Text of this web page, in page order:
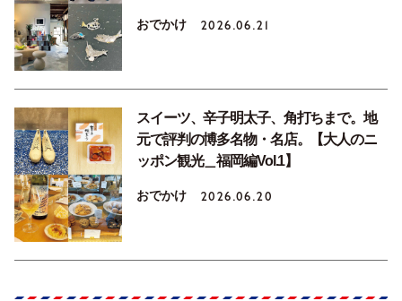
おでかけ 2026.06.21
スイーツ、辛子明太子、角打ちまで。地
元で評判の博多名物・名店。【大人のニ
ッポン観光＿福岡編Vol.1】
おでかけ 2026.06.20